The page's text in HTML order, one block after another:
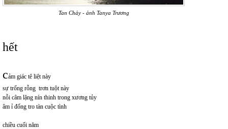
Tan Chảy - ảnh Tanya Trương
hết
cảm giác tê liệt này
sự trống rỗng trơn tuột này
nỗi câm lặng nín thinh trong xương tủy
âm ỉ đống tro tàn cuộc tình
chiều cuối năm